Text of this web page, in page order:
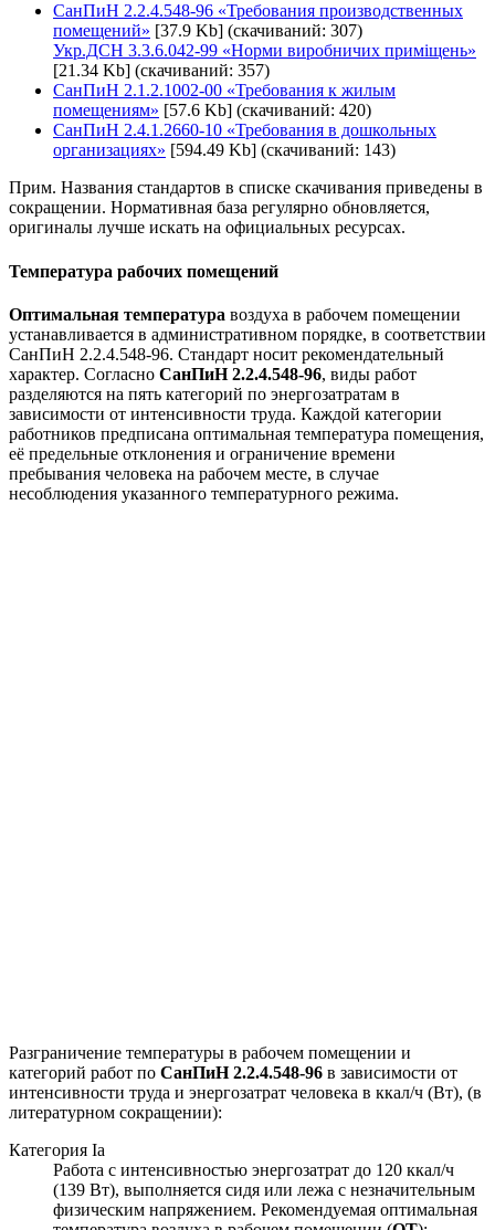
СанПиН 2.2.4.548-96 «Требования производственных
помещений» [37.9 Kb] (cкачиваний: 307)
Укр.ДСН 3.3.6.042-99 «Норми виробничих приміщень»
[21.34 Kb] (cкачиваний: 357)
СанПиН 2.1.2.1002-00 «Требования к жилым
помещениям» [57.6 Kb] (cкачиваний: 420)
СанПиН 2.4.1.2660-10 «Требования в дошкольных
организациях» [594.49 Kb] (cкачиваний: 143)
Прим. Названия стандартов в списке скачивания приведены в
сокращении. Нормативная база регулярно обновляется,
оригиналы лучше искать на официальных ресурсах.
Температура рабочих помещений
Оптимальная температура воздуха в рабочем помещении
устанавливается в административном порядке, в соответствии
СанПиН 2.2.4.548-96. Стандарт носит рекомендательный
характер. Согласно СанПиН 2.2.4.548-96, виды работ
разделяются на пять категорий по энергозатратам в
зависимости от интенсивности труда. Каждой категории
работников предписана оптимальная температура помещения,
её предельные отклонения и ограничение времени
пребывания человека на рабочем месте, в случае
несоблюдения указанного температурного режима.
Разграничение температуры в рабочем помещении и
категорий работ по СанПиН 2.2.4.548-96 в зависимости от
интенсивности труда и энергозатрат человека в ккал/ч (Вт), (в
литературном сокращении):
Категория Iа
Работа с интенсивностью энергозатрат до 120 ккал/ч
(139 Вт), выполняется сидя или лежа с незначительным
физическим напряжением. Рекомендуемая оптимальная